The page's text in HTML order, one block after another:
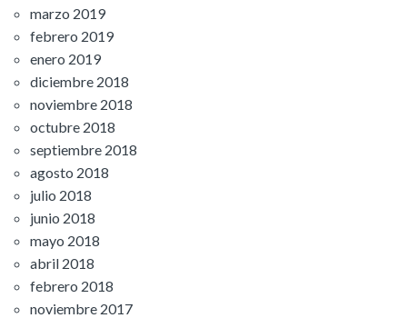
marzo 2019
febrero 2019
enero 2019
diciembre 2018
noviembre 2018
octubre 2018
septiembre 2018
agosto 2018
julio 2018
junio 2018
mayo 2018
abril 2018
febrero 2018
noviembre 2017